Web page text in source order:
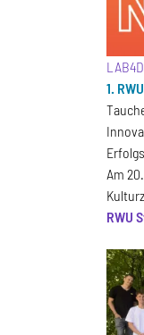
1.
Am
RWU